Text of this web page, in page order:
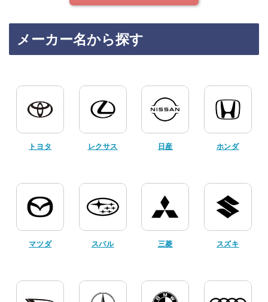
メーカー名から探す
トヨタ レクサス 日産 ホンダ
マツダ スバル 三菱 スズキ